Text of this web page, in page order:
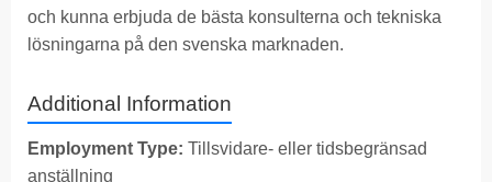
och kunna erbjuda de bästa konsulterna och tekniska
lösningarna på den svenska marknaden.
Additional Information
Employment Type: Tillsvidare- eller tidsbegränsad
anställning